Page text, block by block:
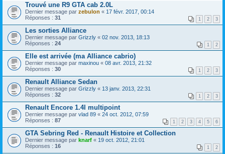
Trouvé une R9 GTA cab 2.0L
Dernier message par zebulon « 17 févr. 2017, 00:14
Réponses : 31 1 2 3
Les sorties Alliance
Dernier message par Grizzly « 02 nov. 2013, 18:13
Réponses : 24 1 2
Elle est arrivée (ma Alliance cabrio)
Dernier message par maxinou « 08 avr. 2013, 21:32
Réponses : 30 1 2 3
Renault Alliance Sedan
Dernier message par Grizzly « 13 janv. 2013, 22:31
Réponses : 32 1 2 3
Renault Encore 1.4l multipoint
Dernier message par vlad 89 « 24 oct. 2012, 07:59
Réponses : 87 1 2 3 4 5 6
GTA Sebring Red - Renault Histoire et Collection
Dernier message par knarf « 19 oct. 2012, 21:01
Réponses : 16 1 2